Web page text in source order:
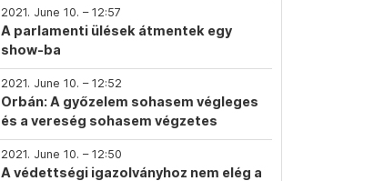
2021. June 10. – 12:57
A parlamenti ülések átmentek egy
show-ba
2021. June 10. – 12:52
Orbán: A győzelem sohasem végleges
és a vereség sohasem végzetes
2021. June 10. – 12:50
A védettségi igazolványhoz nem elég a